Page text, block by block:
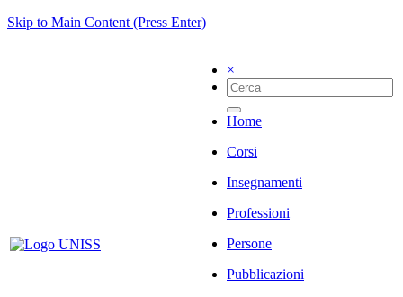
Skip to Main Content (Press Enter)
×
Home
Corsi
Insegnamenti
Professioni
Persone
Pubblicazioni